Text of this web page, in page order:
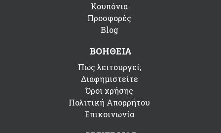
Κουπόνια
Προσφορές
Blog
ΒΟΗΘΕΙΑ
Πως λειτουργεί;
Διαφημιστείτε
Όροι χρήσης
Πολιτική Απορρήτου
Επικοινωνία